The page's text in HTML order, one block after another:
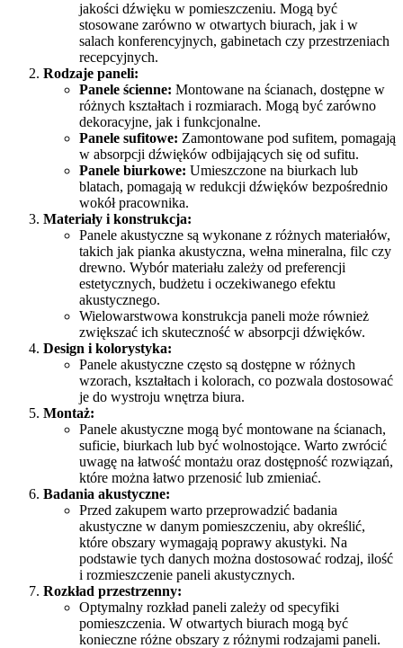
jakości dźwięku w pomieszczeniu. Mogą być
stosowane zarówno w otwartych biurach, jak i w
salach konferencyjnych, gabinetach czy przestrzeniach
recepcyjnych.
Rodzaje paneli:
Panele ścienne: Montowane na ścianach, dostępne w
różnych kształtach i rozmiarach. Mogą być zarówno
dekoracyjne, jak i funkcjonalne.
Panele sufitowe: Zamontowane pod sufitem, pomagają
w absorpcji dźwięków odbijających się od sufitu.
Panele biurkowe: Umieszczone na biurkach lub
blatach, pomagają w redukcji dźwięków bezpośrednio
wokół pracownika.
Materiały i konstrukcja:
Panele akustyczne są wykonane z różnych materiałów,
takich jak pianka akustyczna, wełna mineralna, filc czy
drewno. Wybór materiału zależy od preferencji
estetycznych, budżetu i oczekiwanego efektu
akustycznego.
Wielowarstwowa konstrukcja paneli może również
zwiększać ich skuteczność w absorpcji dźwięków.
Design i kolorystyka:
Panele akustyczne często są dostępne w różnych
wzorach, kształtach i kolorach, co pozwala dostosować
je do wystroju wnętrza biura.
Montaż:
Panele akustyczne mogą być montowane na ścianach,
suficie, biurkach lub być wolnostojące. Warto zwrócić
uwagę na łatwość montażu oraz dostępność rozwiązań,
które można łatwo przenosić lub zmieniać.
Badania akustyczne:
Przed zakupem warto przeprowadzić badania
akustyczne w danym pomieszczeniu, aby określić,
które obszary wymagają poprawy akustyki. Na
podstawie tych danych można dostosować rodzaj, ilość
i rozmieszczenie paneli akustycznych.
Rozkład przestrzenny:
Optymalny rozkład paneli zależy od specyfiki
pomieszczenia. W otwartych biurach mogą być
konieczne różne obszary z różnymi rodzajami paneli.